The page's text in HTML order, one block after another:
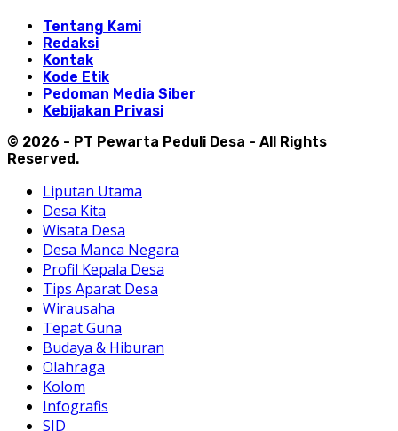
Tentang Kami
Redaksi
Kontak
Kode Etik
Pedoman Media Siber
Kebijakan Privasi
© 2026 - PT Pewarta Peduli Desa - All Rights
Reserved.
Liputan Utama
Desa Kita
Wisata Desa
Desa Manca Negara
Profil Kepala Desa
Tips Aparat Desa
Wirausaha
Tepat Guna
Budaya & Hiburan
Olahraga
Kolom
Infografis
SJD